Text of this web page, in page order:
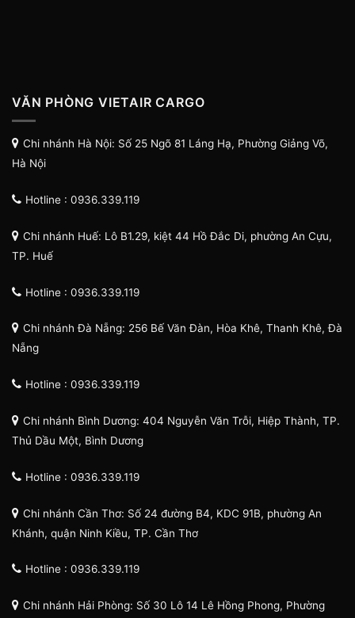
VĂN PHÒNG VIETAIR CARGO
Chi nhánh Hà Nội: Số 25 Ngõ 81 Láng Hạ, Phường Giảng Võ,
Hà Nội
Hotline : 0936.339.119
Chi nhánh Huế: Lô B1.29, kiệt 44 Hồ Đắc Di, phường An Cựu,
TP. Huế
Hotline : 0936.339.119
Chi nhánh Đà Nẵng: 256 Bế Văn Đàn, Hòa Khê, Thanh Khê, Đà
Nẵng
Hotline : 0936.339.119
Chi nhánh Bình Dương: 404 Nguyễn Văn Trỗi, Hiệp Thành, TP.
Thủ Dầu Một, Bình Dương
Hotline : 0936.339.119
Chi nhánh Cần Thơ: Số 24 đường B4, KDC 91B, phường An
Khánh, quận Ninh Kiều, TP. Cần Thơ
Hotline : 0936.339.119
Chi nhánh Hải Phòng: Số 30 Lô 14 Lê Hồng Phong, Phường